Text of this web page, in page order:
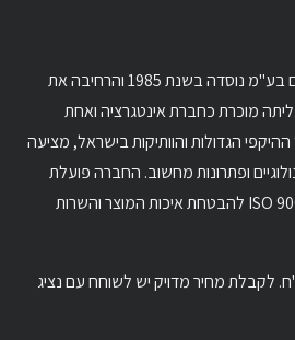
צג-עליתה מערכות מחשבים בע"מ נוסדה בשנת 1985 והרחיבה את
בשנת 1997. צג עליתה מוכרת כחברת אינטגרציה ואחת
הגדולות והוותיקות בישראל, מציעה
ופתרונות מחשוב. החברה פועלת
תחת תקן בינלאומיISO 9001:2015 להבטחת איכות המוצר והשרות
לקבלת מחיר מדויק יש לשוחח עם נציג